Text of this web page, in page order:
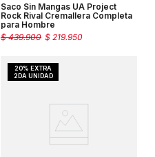
Saco Sin Mangas UA Project
Rock Rival Cremallera Completa
para Hombre
$ 219.950
$ 439.900